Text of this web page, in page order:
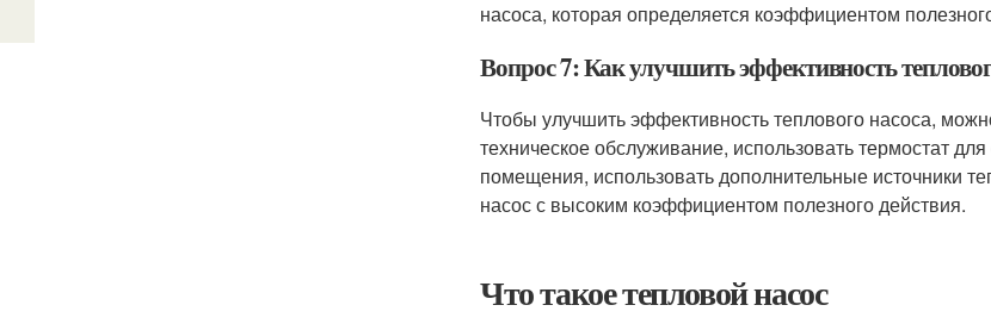
насоса, которая определяется коэффициентом
Вопрос 7: Как улучшить эффективность
Чтобы улучшить эффективность теплового насоса,
техническое обслуживание, использовать термостат
помещения, использовать дополнительные источники
насос с высоким коэффициентом полезного действия.
Что такое тепловой насос